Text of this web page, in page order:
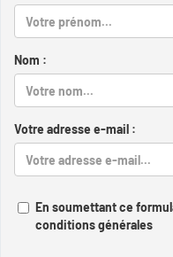
Nom :
Votre adresse e-mail :
En soumettant ce
conditions générales